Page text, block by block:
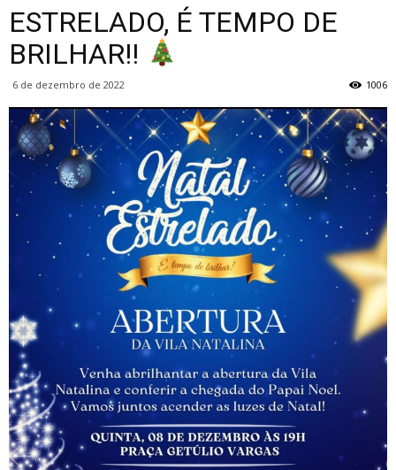
Piritiba
ESTRELADO, É TEMPO DE
BRILHAR!!
6 de dezembro de 2022 1006